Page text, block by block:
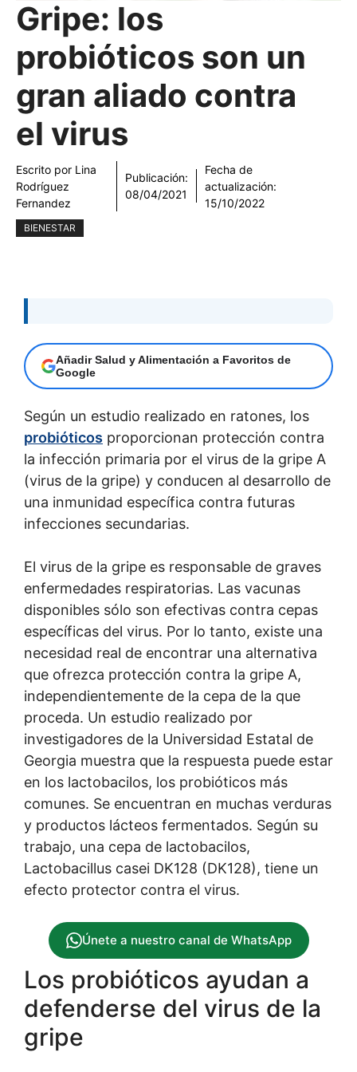
Gripe: los
probióticos son un
gran aliado contra
el virus
Escrito por Lina
Rodríguez
Fernandez
Publicación:
08/04/2021
Fecha de
actualización:
15/10/2022
BIENESTAR
Añadir Salud y Alimentación a Favoritos de
Google
Según un estudio realizado en ratones, los
probióticos proporcionan protección contra
la infección primaria por el virus de la gripe A
(virus de la gripe) y conducen al desarrollo de
una inmunidad específica contra futuras
infecciones secundarias.
El virus de la gripe es responsable de graves
enfermedades respiratorias. Las vacunas
disponibles sólo son efectivas contra cepas
específicas del virus. Por lo tanto, existe una
necesidad real de encontrar una alternativa
que ofrezca protección contra la gripe A,
independientemente de la cepa de la que
proceda. Un estudio realizado por
investigadores de la Universidad Estatal de
Georgia muestra que la respuesta puede estar
en los lactobacilos, los probióticos más
comunes. Se encuentran en muchas verduras
y productos lácteos fermentados. Según su
trabajo, una cepa de lactobacilos,
Lactobacillus casei DK128 (DK128), tiene un
efecto protector contra el virus.
Únete a nuestro canal de WhatsApp
Los probióticos ayudan a
defenderse del virus de la
gripe